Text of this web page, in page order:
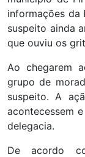
informações da
suspeito ainda
que ouviu os
Ao chegarem
grupo de
suspeito. A
acontecessem
delegacia.
De acordo